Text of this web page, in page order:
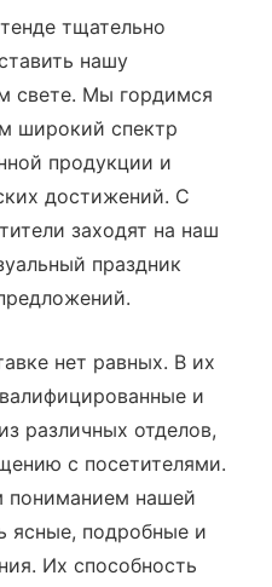
тщательно
нашу
свете. Мы гордимся
широкий спектр
продукции и
достижений. С
заходят на наш
праздник
нет равных. В их
и
различных отделов,
с посетителями.
пониманием нашей
ясные, подробные и
Их способность